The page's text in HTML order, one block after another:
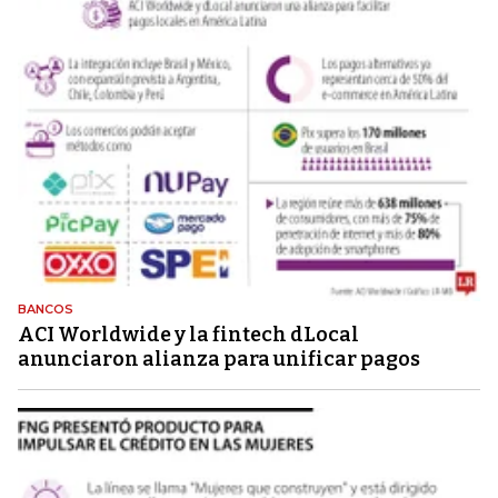
BANCOS
ACI Worldwide y la fintech dLocal
anunciaron alianza para unificar pagos